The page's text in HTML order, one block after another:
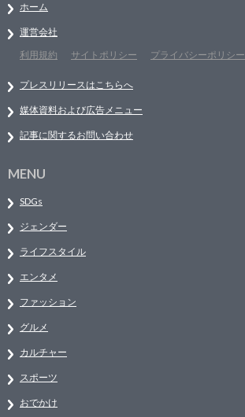
ホーム
運営会社
利用規約
サイトポリシー プライバシーポリシー
プレスリリースはこちらへ
媒体資料および広告メニュー
記事に関するお問い合わせ
MENU
SDGs
ジェンダー
ライフスタイル
エンタメ
ファッション
グルメ
カルチャー
スポーツ
おでかけ